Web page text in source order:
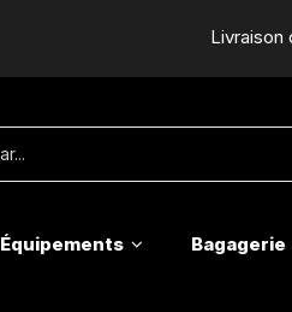
Équipements Bagagerie